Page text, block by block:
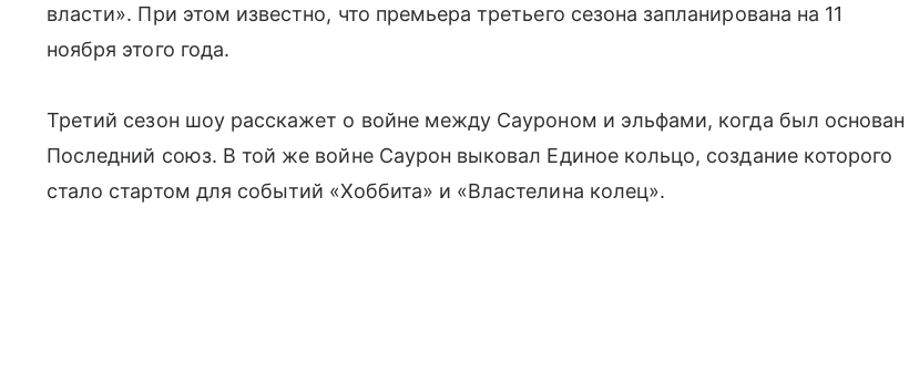
власти». При этом известно, что премьера третьего сезона запланирована на 11
ноября этого года.
Третий сезон шоу расскажет о войне между Сауроном и эльфами, когда был основан
Последний союз. В той же войне Саурон выковал Единое кольцо, создание которого
стало стартом для событий «Хоббита» и «Властелина колец».